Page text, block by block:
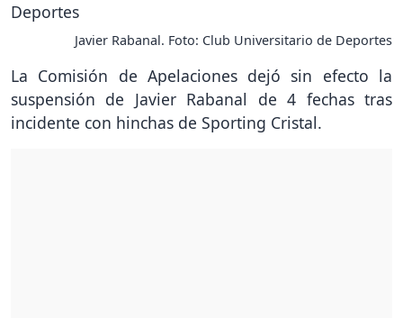
Javier Rabanal. Foto: Club Universitario de Deportes
La Comisión de Apelaciones dejó sin efecto la
suspensión de Javier Rabanal de 4 fechas tras
incidente con hinchas de Sporting Cristal.